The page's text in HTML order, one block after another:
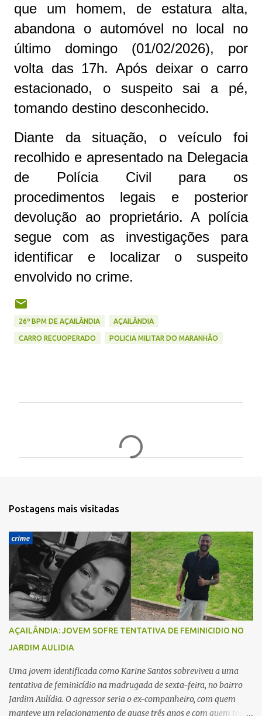
que um homem, de estatura alta,
abandona o automóvel no local no
último domingo (01/02/2026), por
volta das 17h. Após deixar o carro
estacionado, o suspeito sai a pé,
tomando destino desconhecido.
Diante da situação, o veículo foi
recolhido e apresentado na Delegacia
de Polícia Civil para os
procedimentos legais e posterior
devolução ao proprietário. A polícia
segue com as investigações para
identificar e localizar o suspeito
envolvido no crime.
26º BPM DE AÇAILÂNDIA AÇAILÂNDIA
CARRO RECUOPERADO POLICIA MILITAR DO MARANHÃO
r
Postagens mais visitadas
AÇAILÂNDIA: JOVEM SOFRE TENTATIVA DE FEMINICIDIO NO
JARDIM AULIDIA
Uma jovem identificada como Karine Santos sobreviveu a uma
tentativa de feminicídio na madrugada de sexta-feira, no bairro
Jardim Aulídia. O agressor seria o ex-companheiro, com quem
manteve um relacionamento de quase três anos e com quem tem